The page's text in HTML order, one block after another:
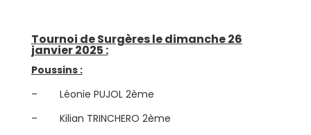
Tournoi de Surgères le dimanche 26
janvier 2025 :
Poussins :
– Léonie PUJOL 2ème
– Kilian TRINCHERO 2ème